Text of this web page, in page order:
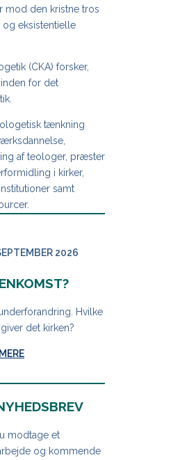
mod den kristne tros
eksistentielle
(CKA) forsker,
for det
tænkning
af teologer, præster
i kirker,
samt
2026
Hvilke
det kirken?
modtage et
og kommende